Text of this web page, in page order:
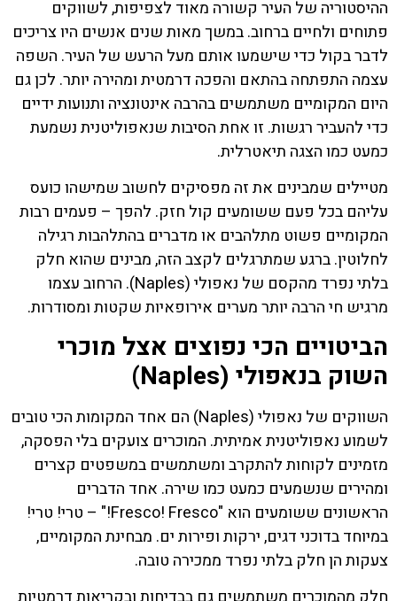
ההיסטוריה של העיר קשורה מאוד לצפיפות, לשווקים
פתוחים ולחיים ברחוב. במשך מאות שנים אנשים היו צריכים
לדבר בקול כדי שישמעו אותם מעל הרעש של העיר. השפה
עצמה התפתחה בהתאם והפכה דרמטית ומהירה יותר. לכן גם
היום המקומיים משתמשים בהרבה אינטונציה ותנועות ידיים
כדי להעביר רגשות. זו אחת הסיבות שנאפוליטנית נשמעת
כמעט כמו הצגה תיאטרלית.
מטיילים שמבינים את זה מפסיקים לחשוב שמישהו כועס
עליהם בכל פעם ששומעים קול חזק. להפך – פעמים רבות
המקומיים פשוט מתלהבים או מדברים בהתלהבות רגילה
לחלוטין. ברגע שמתרגלים לקצב הזה, מבינים שהוא חלק
בלתי נפרד מהקסם של נאפולי (Naples). הרחוב עצמו
מרגיש חי הרבה יותר מערים אירופאיות שקטות ומסודרות.
הביטויים הכי נפוצים אצל מוכרי
השוק בנאפולי (Naples)
השווקים של נאפולי (Naples) הם אחד המקומות הכי טובים
לשמוע נאפוליטנית אמיתית. המוכרים צועקים בלי הפסקה,
מזמינים לקוחות להתקרב ומשתמשים במשפטים קצרים
ומהירים שנשמעים כמעט כמו שירה. אחד הדברים
הראשונים ששומעים הוא "Fresco! Fresco!" – טרי! טרי!
במיוחד בדוכני דגים, ירקות ופירות ים. מבחינת המקומיים,
צעקות הן חלק בלתי נפרד ממכירה טובה.